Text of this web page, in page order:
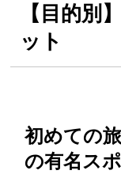
【目的別
ット
初めての
の有名ス